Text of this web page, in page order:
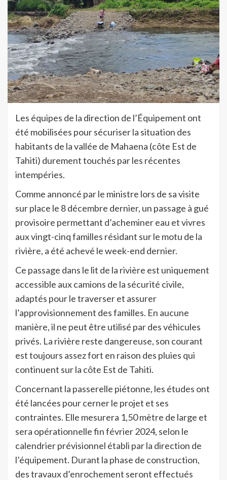
Les équipes de la direction de l’Équipement ont
été mobilisées pour sécuriser la situation des
habitants de la vallée de Mahaena (côte Est de
Tahiti) durement touchés par les récentes
intempéries.
Comme annoncé par le ministre lors de sa visite
sur place le 8 décembre dernier, un passage à gué
provisoire permettant d’acheminer eau et vivres
aux vingt-cinq familles résidant sur le motu de la
rivière, a été achevé le week-end dernier.
Ce passage dans le lit de la rivière est uniquement
accessible aux camions de la sécurité civile,
adaptés pour le traverser et assurer
l’approvisionnement des familles. En aucune
manière, il ne peut être utilisé par des véhicules
privés. La rivière reste dangereuse, son courant
est toujours assez fort en raison des pluies qui
continuent sur la côte Est de Tahiti.
Concernant la passerelle piétonne, les études ont
été lancées pour cerner le projet et ses
contraintes. Elle mesurera 1,50 mètre de large et
sera opérationnelle fin février 2024, selon le
calendrier prévisionnel établi par la direction de
l’équipement. Durant la phase de construction,
des travaux d’enrochement seront effectués